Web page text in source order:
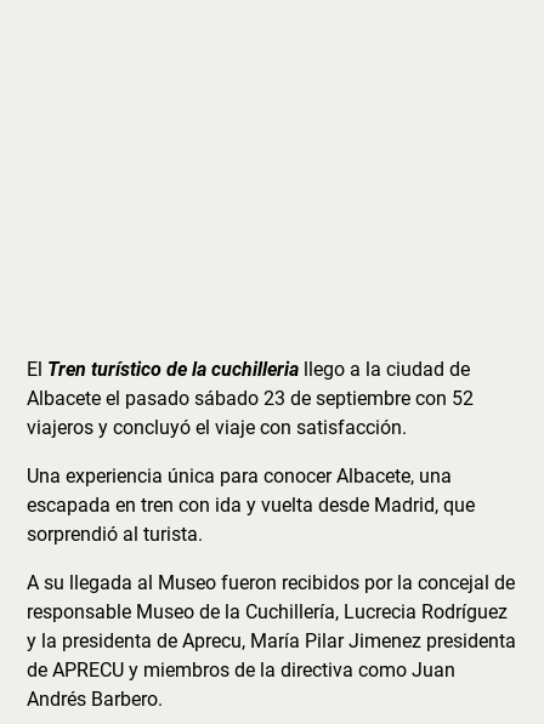
El Tren turístico de la cuchilleria llego a la ciudad de
Albacete el pasado sábado 23 de septiembre con 52
viajeros y concluyó el viaje con satisfacción.
Una experiencia única para conocer Albacete, una
escapada en tren con ida y vuelta desde Madrid, que
sorprendió al turista.
A su llegada al Museo fueron recibidos por la concejal de
responsable Museo de la Cuchillería, Lucrecia Rodríguez
y la presidenta de Aprecu, María Pilar Jimenez presidenta
de APRECU y miembros de la directiva como Juan
Andrés Barbero.